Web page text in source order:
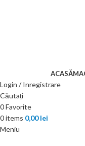
ACASĂ
Login / Inregistrare
Căutați
0Favorite
0items 0,00lei
Meniu